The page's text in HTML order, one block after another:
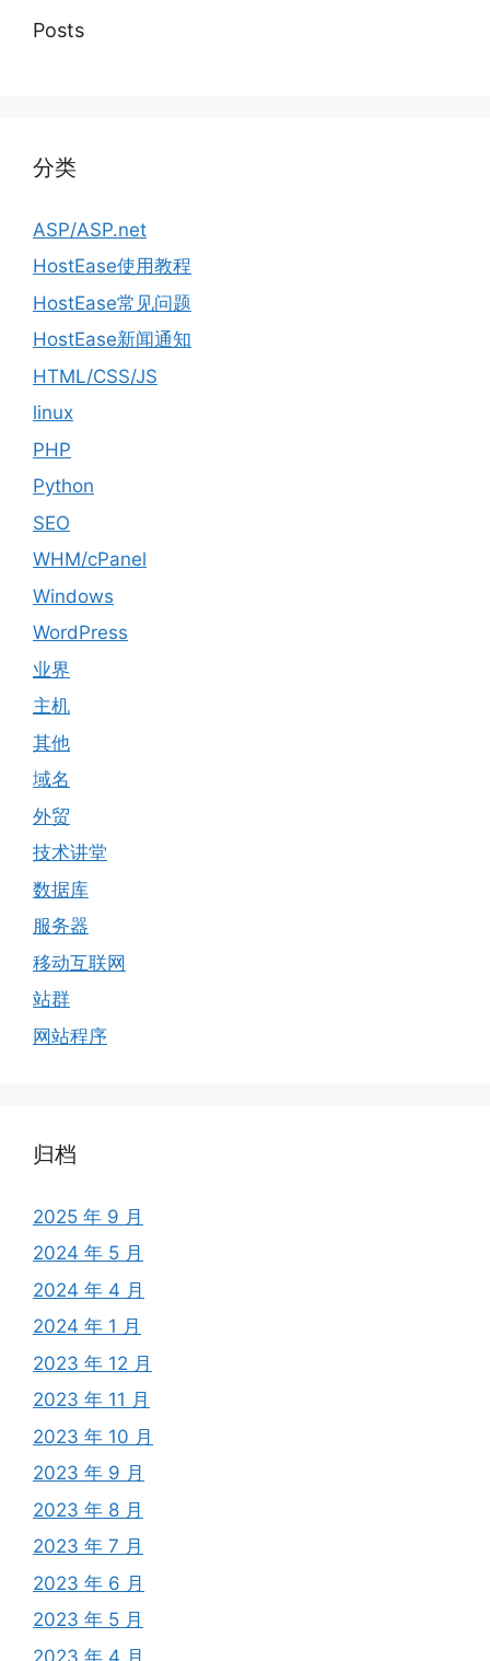
Posts
分类
ASP/ASP.net
HostEase使用教程
HostEase常见问题
HostEase新闻通知
HTML/CSS/JS
linux
PHP
Python
SEO
WHM/cPanel
Windows
WordPress
业界
主机
其他
域名
外贸
技术讲堂
数据库
服务器
移动互联网
站群
网站程序
归档
2025 年 9 月
2024 年 5 月
2024 年 4 月
2024 年 1 月
2023 年 12 月
2023 年 11 月
2023 年 10 月
2023 年 9 月
2023 年 8 月
2023 年 7 月
2023 年 6 月
2023 年 5 月
2023 年 4 月